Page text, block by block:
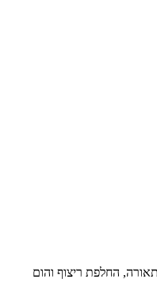
תאורה, החלפת ריצוף והום